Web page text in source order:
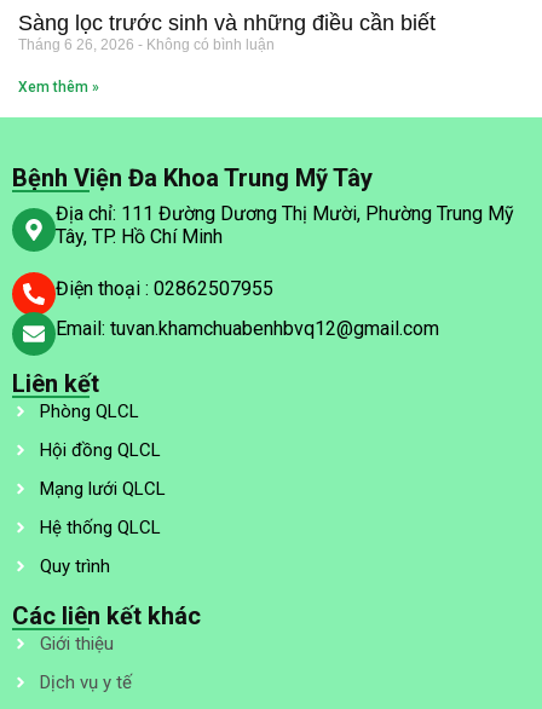
Sàng lọc trước sinh và những điều cần biết
Tháng 6 26, 2026 Không có bình luận
Xem thêm »
Bệnh Viện Đa Khoa Trung Mỹ Tây
Địa chỉ: 111 Đường Dương Thị Mười, Phường Trung Mỹ
Tây, TP. Hồ Chí Minh
Điện thoại : 02862507955
Email: tuvan.khamchuabenhbvq12@gmail.com
Liên kết
Phòng QLCL
Hội đồng QLCL
Mạng lưới QLCL
Hệ thống QLCL
Quy trình
Các liên kết khác
Giới thiệu
Dịch vụ y tế